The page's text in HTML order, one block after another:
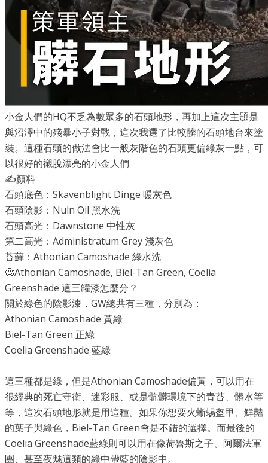
小金人們的HQ不乏為數眾多的石頭地形，再加上這次主題是
與沼澤中的殘暴小子對戰，這次我選了比較髒的石頭地台來塗
裝。這種石頭的做法會比一般灰階色的石頭更偏綠灰一點，可
以很好的襯脫漂亮的小金人們
✍️顏料
石頭底色：Skavenblight Dinge 暖灰色
石頭陰影：Nuln Oil 黑水洗
石頭高光：Dawnstone 中性灰
第二高光：Administratum Grey 淺灰色
苔蘚：Athonian Camoshade 綠水洗
🧐Athonian Camoshade, Biel-Tan Green, Coelia
Greenshade 這三罐漆怎麼分？
關於綠色的陰影漆，GW總共有三種，分別為：
Athonian Camoshade 黃綠
Biel-Tan Green 正綠
Coelia Greenshade 藍綠
這三種都是綠，但是Athonian Camoshade偏黃，可以用在
很經典的死亡守衛、迷彩服、或是骯髒環境下的青苔、髒水等
等，這次石頭地形就是用這種。如果你想要火蜥蜴盔甲、鮮豔
的葉子與綠色，Biel-Tan Green會是不錯的選擇。而最後的
Coelia Greenshade藍綠則可以用在像荷魯斯之子、阿爾法軍
團、甚至夜魅這類的綠中帶藍的陰影中。